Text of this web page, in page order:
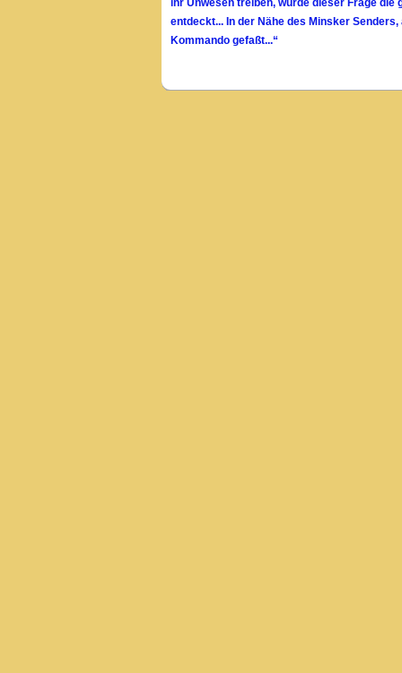
ihr Unwesen treiben, wurde dieser Frage
entdeckt... In der Nähe des Minsker
Kommando gefaßt...“